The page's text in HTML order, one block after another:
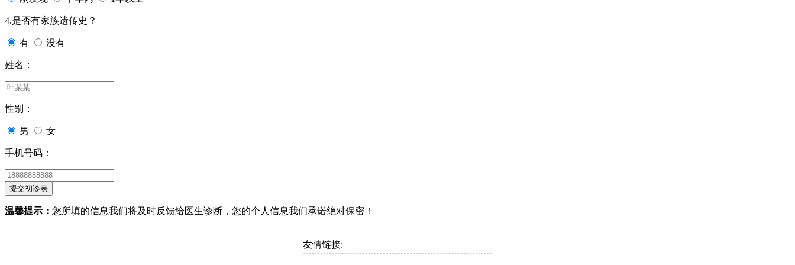
4.是否有家族遗传史？
有 没有
姓名：
性别：
男 女
手机号码：
温馨提示： 您所填的信息我们将及时反馈给医生诊断，您的个人信息我们承诺绝对保密！
友情链接: